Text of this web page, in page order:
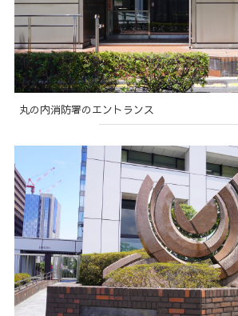
丸の内消防署のエントランス